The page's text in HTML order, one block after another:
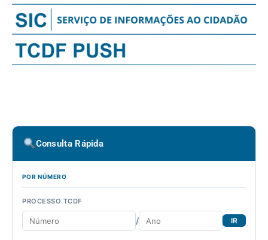
Consulta Rápida
POR NÚMERO
PROCESSO TCDF
/ IR